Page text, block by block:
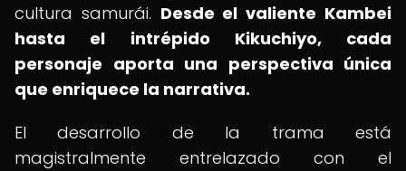
cultura samurái. Desde el valiente Kambei
hasta el intrépido Kikuchiyo, cada
personaje aporta una perspectiva única
que enriquece la narrativa.
El desarrollo de la trama está
magistralmente entrelazado con el